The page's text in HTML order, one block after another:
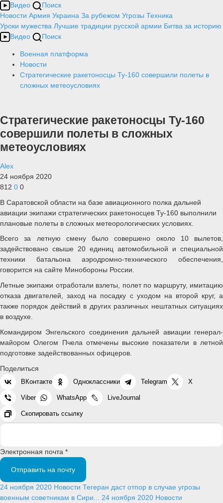
Видео
Поиск
Новости Армия Украина За рубежом Угрозы Техника
Уроки мужества Лучшие традиции русской армии Битва за историю
Видео
Поиск
Военная платформа
Новости
Стратегические ракетоносцы Ту-160 совершили полеты в
сложных метеоусловиях
Стратегические ракетоносцы Ту-160
совершили полеты в сложных
метеоусловиях
Alex
24 ноября 2020
812 0 0
В Саратовской области на базе авиационного полка дальней
авиации экипажи стратегических ракетоносцев Ту-160 выполнили
плановые полеты в сложных метеорологических условиях.
Всего за летную смену было совершено около 10 вылетов,
задействовано свыше 20 единиц автомобильной и специальной
техники батальона аэродромно-технического обеспечения,
говорится на сайте Минобороны России.
Летные экипажи отработали взлеты, полет по маршруту, имитацию
отказа двигателей, заход на посадку с уходом на второй круг, а
также порядок действий в других различных нештатных ситуациях
в воздухе.
Командиром Энгельского соединения дальней авиации генерал-
майором Олегом Пчела отмечены высокие показатели в летной
подготовке задействованных офицеров.
Поделиться
ВКонтакте Одноклассники Telegram X
Viber WhatsApp LiveJournal
Скопировать ссылку
Электронная почта *
Отправить на почту
24 ноября 2020 Новости Тегеран даст отпор в случае угрозы
военным советникам в Сири... 24 ноября 2020 Новости